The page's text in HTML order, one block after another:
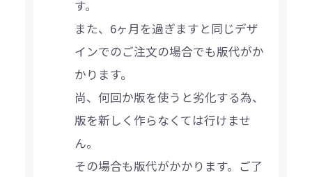
す。
また、6ヶ月を過ぎますと同じデザ
インでのご注文の場合でも版代がか
かります。
尚、何回か版を使うと劣化する為、
版を新しく作らなくては行けませ
ん。
その場合も版代がかかります。ご了